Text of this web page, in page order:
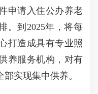
申请入住公办养老
。到2025年，将每
打造成具有专业照
养服务机构，对有
实现集中供养。